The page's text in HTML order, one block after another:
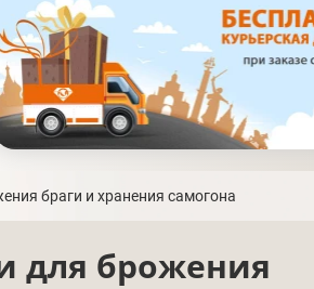
браги и хранения самогона
для брожения